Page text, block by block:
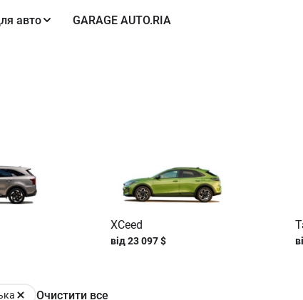
авто GARAGE AUTO.RIA
XCeed
від23 097$
Очистити все